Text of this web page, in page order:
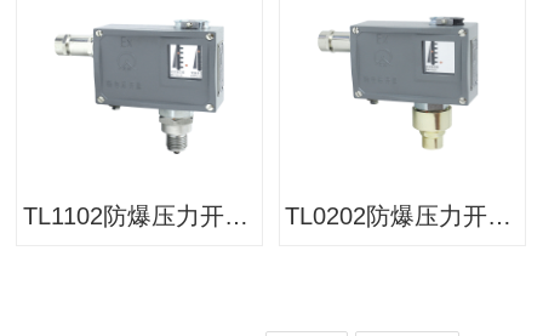
TL1102防爆压力开关/压力控制器 TL0202防爆压力开关/压力控制器